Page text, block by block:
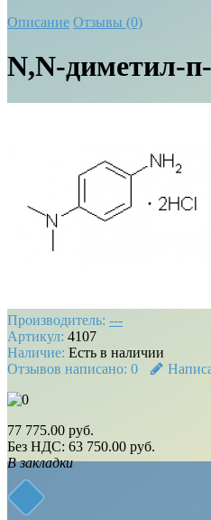
Описание Отзывы (0)
N,N-диметил-
Производитель: ---
Артикул: 4107
Наличие: Есть в наличии
Отзывов написано: 0
77 775.00 руб.
Без НДС: 63 750.00 руб.
В закладки